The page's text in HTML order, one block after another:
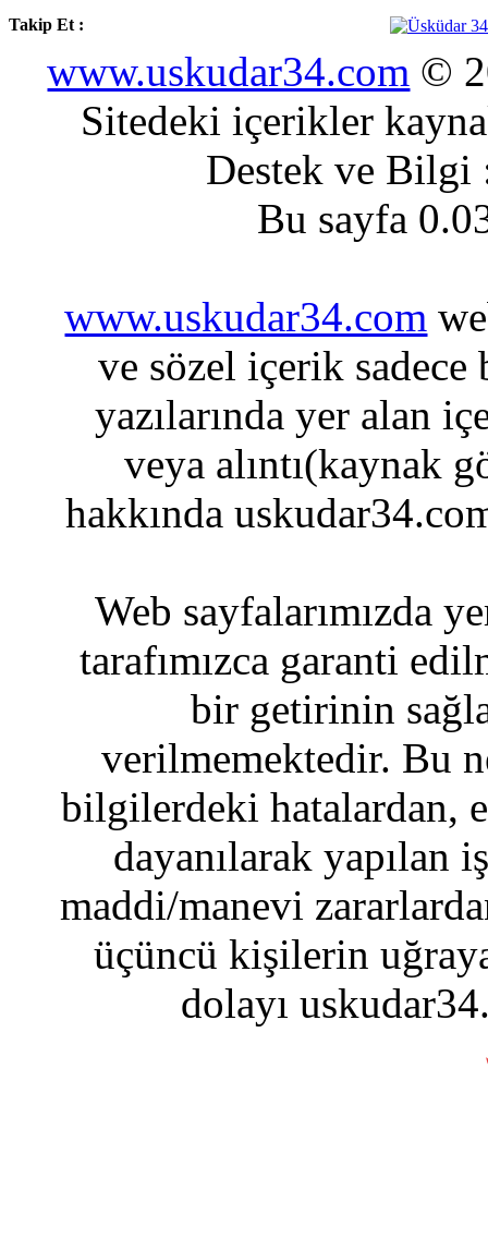
Takip Et :
www.uskudar34.com ©
Sitedeki içerikler
Destek ve
Bu sayfa
www.uskudar34.com
ve sözel içerik sadece
yazılarında yer alan
veya alıntı(kaynak
hakkında
Web sayfalarımızda
tarafımızca garanti
bir getirinin
verilmemektedir. Bu
bilgilerdeki hatalardan,
dayanılarak yapılan
maddi/manevi
üçüncü kişilerin
dolayı